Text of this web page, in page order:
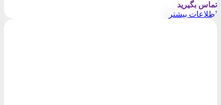
تماس بگیرید
اطلاعات بیشتر